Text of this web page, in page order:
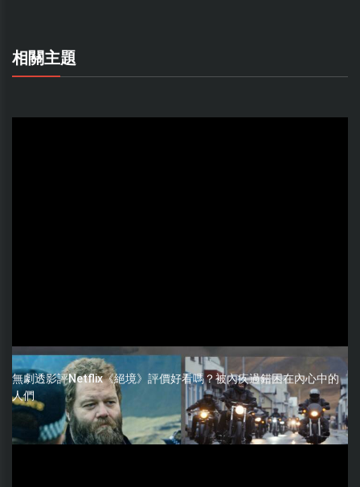
相關主題
無劇透影評Netflix《絕境》評價好看嗎？被內疚過錯困在內心中的
人們